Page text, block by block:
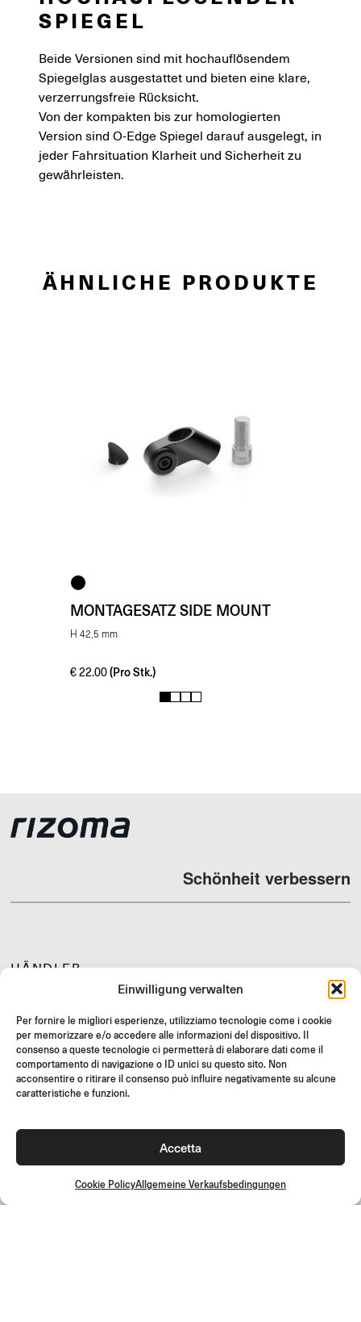
Einwilligung verwalten
Per fornire le migliori esperienze, utilizziamo tecnologie come i cookie
per memorizzare e/o accedere alle informazioni del dispositivo. Il
consenso a queste tecnologie ci permetterà di elaborare dati come il
comportamento di navigazione o ID unici su questo sito. Non
acconsentire o ritirare il consenso può influire negativamente su alcune
caratteristiche e funzioni.
Accetta
Cookie PolicyAllgemeine Verkaufsbedingungen
SPIEGEL
Beide Versionen sind mit hochauflösendem
Spiegelglas ausgestattet und bieten eine klare,
verzerrungsfreie Rücksicht.
Von der kompakten bis zur homologierten
Version sind O-Edge Spiegel darauf ausgelegt, in
jeder Fahrsituation Klarheit und Sicherheit zu
gewährleisten.
ÄHNLICHE PRODUKTE
MONTAGESATZ SIDE MOUNT
H 42,5 mm
€22.00 (Pro Stk.)
1 2 3 4
Schönheit verbessern
HÄNDLER
SUPPORT & FAQ
RÜCKGABE
MONTAGEANLEITUNG
GIFT CARD
LIMITIERTE ANGEBOTE
Werde Teil der Rizoma-Community und erhalte Zugang zu
exklusiven Inhalten und Sonderangeboten!
Registrieren